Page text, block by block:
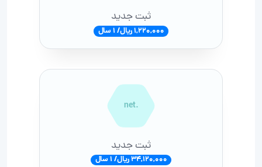
ثبت جدید
1,220,000 ریال/ 1 سال
.net
ثبت جدید
34,120,000 ریال/ 1 سال